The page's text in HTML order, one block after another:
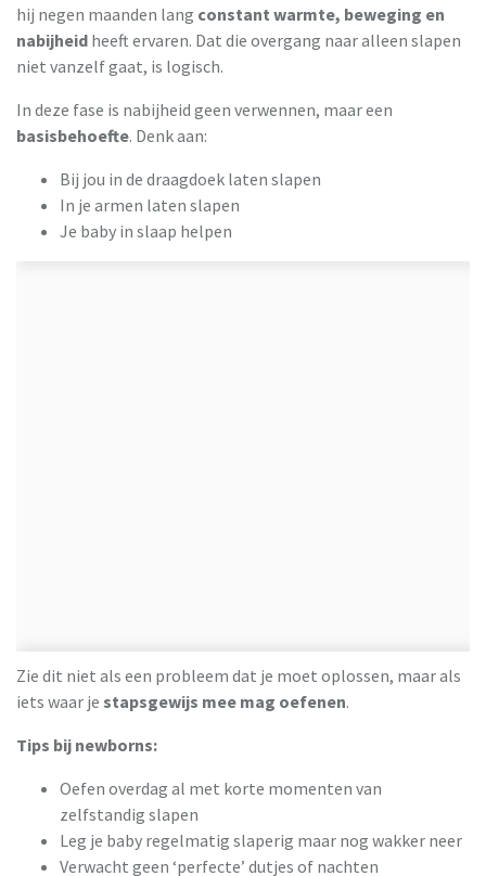
hij negen maanden lang constant warmte, beweging en
nabijheid heeft ervaren. Dat die overgang naar alleen slapen
niet vanzelf gaat, is logisch.
In deze fase is nabijheid geen verwennen, maar een
basisbehoefte. Denk aan:
Bij jou in de draagdoek laten slapen
In je armen laten slapen
Je baby in slaap helpen
Zie dit niet als een probleem dat je moet oplossen, maar als
iets waar je stapsgewijs mee mag oefenen.
Tips bij newborns:
Oefen overdag al met korte momenten van
zelfstandig slapen
Leg je baby regelmatig slaperig maar nog wakker neer
Verwacht geen ‘perfecte’ dutjes of nachten